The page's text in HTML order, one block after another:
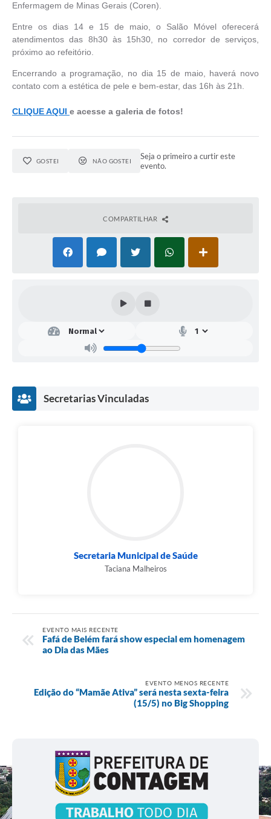
Enfermagem de Minas Gerais (Coren).
Entre os dias 14 e 15 de maio, o Salão Móvel oferecerá
atendimentos das 8h30 às 15h30, no corredor de serviços,
próximo ao refeitório.
Encerrando a programação, no dia 15 de maio, haverá novo
contato com a estética de pele e bem-estar, das 16h às 21h.
CLIQUE AQUI e acesse a galeria de fotos!
GOSTEI NÃO GOSTEI
Seja o primeiro a curtir este
evento.
COMPARTILHAR
Secretarias Vinculadas
Secretaria Municipal de Saúde
Taciana Malheiros
EVENTO MAIS RECENTE
Fafá de Belém fará show especial em homenagem
ao Dia das Mães
EVENTO MENOS RECENTE
Edição do “Mamãe Ativa” será nesta sexta-feira
(15/5) no Big Shopping